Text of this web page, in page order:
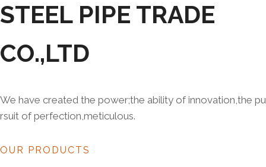
STEEL PIPE TRADE
CO.,LTD
We have created the power;the ability of innovation,the pu
rsuit of perfection,meticulous.
OUR PRODUCTS